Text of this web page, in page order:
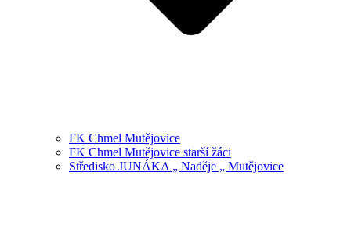
FK Chmel Mutějovice
FK Chmel Mutějovice starší žáci
Středisko JUNÁKA „ Naděje „ Mutějovice